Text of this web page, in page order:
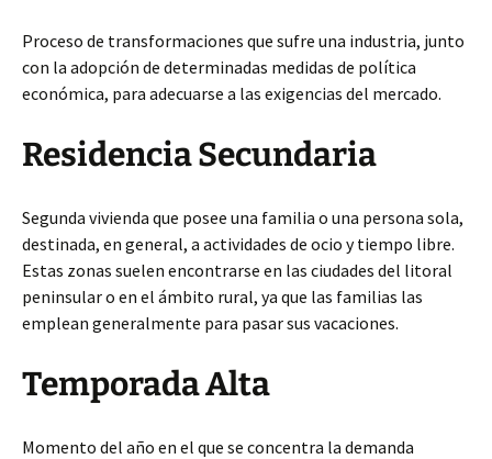
Proceso de transformaciones que sufre una industria, junto
con la adopción de determinadas medidas de política
económica, para adecuarse a las exigencias del mercado.
Residencia Secundaria
Segunda vivienda que posee una familia o una persona sola,
destinada, en general, a actividades de ocio y tiempo libre.
Estas zonas suelen encontrarse en las ciudades del litoral
peninsular o en el ámbito rural, ya que las familias las
emplean generalmente para pasar sus vacaciones.
Temporada Alta
Momento del año en el que se concentra la demanda